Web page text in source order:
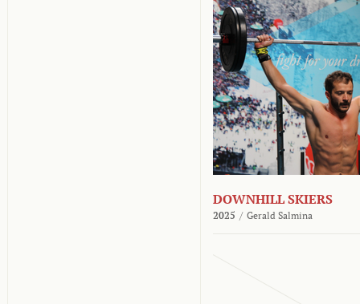
DOWNHILL SKIERS
2025 / Gerald Salmina